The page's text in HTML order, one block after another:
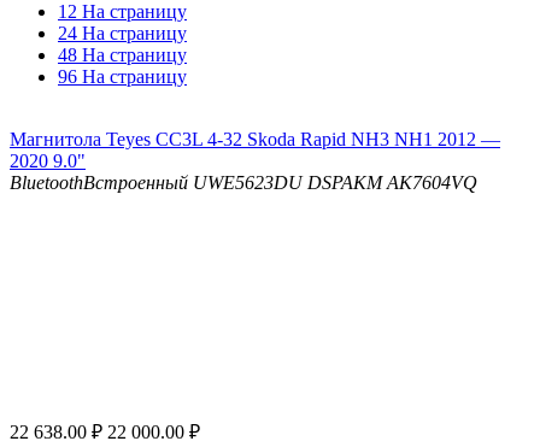
12 На страницу
24 На страницу
48 На страницу
96 На страницу
Магнитола Teyes CC3L 4-32 Skoda Rapid NH3 NH1 2012 —
2020 9.0"
BluetoothВстроенный UWE5623DU DSPAKM AK7604VQ
22 638.00 ₽ 22 000.00 ₽